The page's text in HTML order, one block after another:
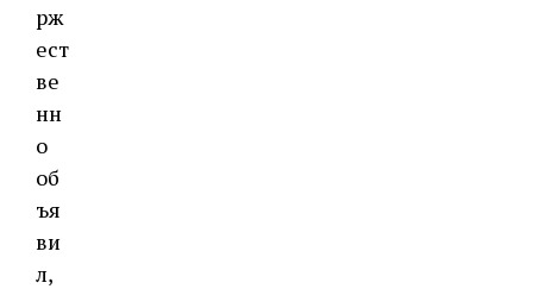
рж
ест
ве
нн
о
об
ъя
ви
л,